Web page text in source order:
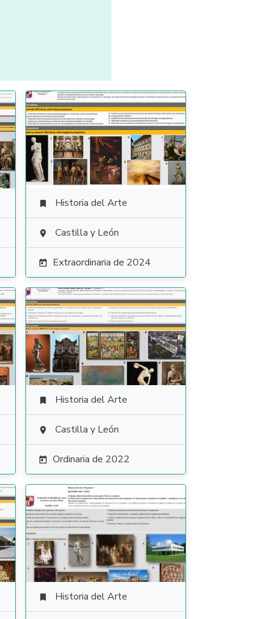
 Historia del Arte
 Castilla y León
 Extraordinaria de 2024
 Historia del Arte
 Castilla y León
 Ordinaria de 2022
 Historia del Arte